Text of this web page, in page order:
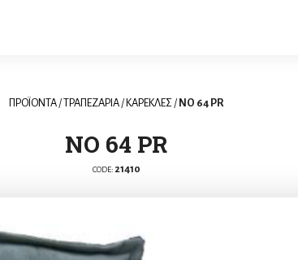
ΠΡΟΪΟΝΤΑ/ΤΡΑΠΕΖΑΡΙΑ/ ΚΑΡΕΚΛΕΣ/ NO 64 PR
NO 64 PR
CODE: 21410